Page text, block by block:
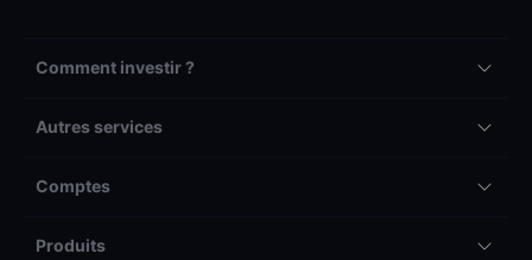
Comment investir ?
Autres services
Comptes
Produits